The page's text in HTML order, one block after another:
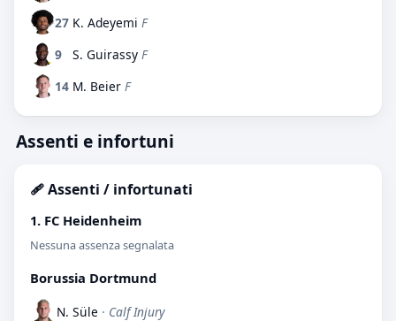
27 K. Adeyemi F
9
S. Guirassy F
14 M. Beier F
Assenti e infortuni
🩹 Assenti / infortunati
1. FC Heidenheim
Nessuna assenza segnalata
Borussia Dortmund
N. Süle · Calf Injury